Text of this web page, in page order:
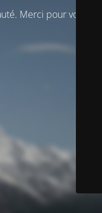
Merci pour votre